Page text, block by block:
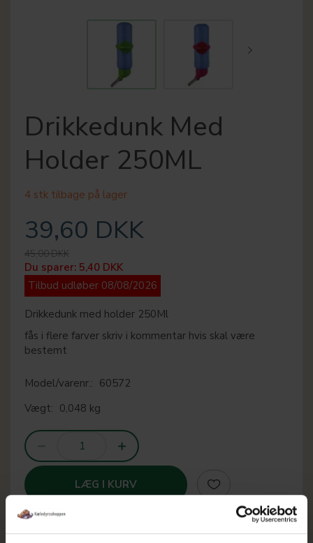
Drikkedunk Med
Holder 250ML
4 stk tilbage på lager
39,60 DKK
45,00 DKK
Du sparer: 5,40 DKK
Tilbud udløber 08/08/2026
Drikkedunk med holder 250Ml
fås i flere farver skriv i kommentar hvis skal være
bestemt
Model/varenr.: 60572
Vægt: 0,048 kg
LÆG I KURV